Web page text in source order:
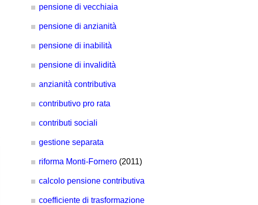
pensione di vecchiaia
pensione di anzianità
pensione di inabilità
pensione di invalidità
anzianità contributiva
contributivo pro rata
contributi sociali
gestione separata
riforma Monti-Fornero (2011)
calcolo pensione contributiva
coefficiente di trasformazione